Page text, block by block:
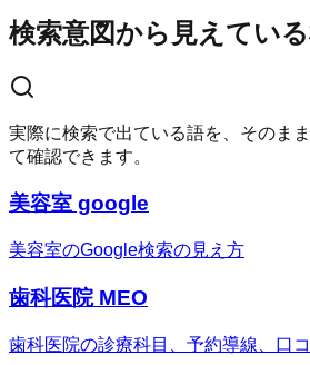
検索意図から見えてい
実際に検索で出ている語を、そのま
て確認できます。
美容室 google
美容室のGoogle検索の見え方
歯科医院 MEO
歯科医院の診療科目、予約導線、口